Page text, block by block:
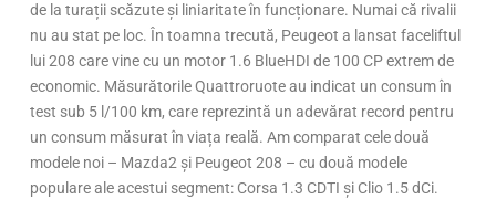
de la turații scăzute și liniaritate în funcționare. Numai că rivalii
nu au stat pe loc. În toamna trecută, Peugeot a lansat faceliftul
lui 208 care vine cu un motor 1.6 BlueHDI de 100 CP extrem de
economic. Măsurătorile Quattroruote au indicat un consum în
test sub 5 l/100 km, care reprezintă un adevărat record pentru
un consum măsurat în viața reală. Am comparat cele două
modele noi – Mazda2 și Peugeot 208 – cu două modele
populare ale acestui segment: Corsa 1.3 CDTI și Clio 1.5 dCi.